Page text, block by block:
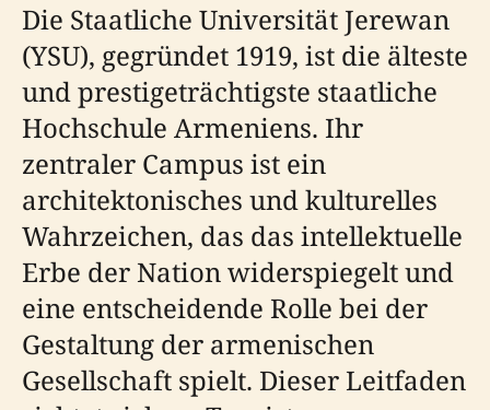
Die Staatliche Universität Jerewan
(YSU), gegründet 1919, ist die älteste
und prestigeträchtigste staatliche
Hochschule Armeniens. Ihr
zentraler Campus ist ein
architektonisches und kulturelles
Wahrzeichen, das das intellektuelle
Erbe der Nation widerspiegelt und
eine entscheidende Rolle bei der
Gestaltung der armenischen
Gesellschaft spielt. Dieser Leitfaden